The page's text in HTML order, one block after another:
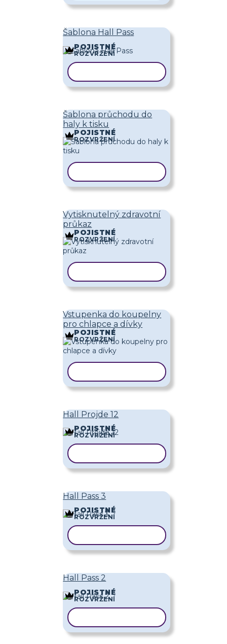
Šablona Hall Pass
POJISTNÉ
ROZVRŽENÍ
Šablona průchodu do
haly k tisku
POJISTNÉ
ROZVRŽENÍ
Vytisknutelný zdravotní
průkaz
POJISTNÉ
ROZVRŽENÍ
Vstupenka do koupelny
pro chlapce a dívky
POJISTNÉ
ROZVRŽENÍ
Hall Projde 12
POJISTNÉ
ROZVRŽENÍ
Hall Pass 3
POJISTNÉ
ROZVRŽENÍ
Hall Pass 2
POJISTNÉ
ROZVRŽENÍ